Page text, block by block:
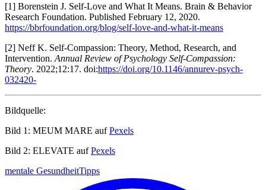
[1] Borenstein J. Self-Love and What It Means. Brain & Behavior
Research Foundation. Published February 12, 2020.
https://bbrfoundation.org/blog/self-love-and-what-it-means
[2] Neff K. Self-Compassion: Theory, Method, Research, and
Intervention. Annual Review of Psychology Self-Compassion:
Theory. 2022;12:17. doi:https://doi.org/10.1146/annurev-psych-
032420-
Bildquelle:
Bild 1: MEUM MARE aufPexels
Bild 2: ELEVATE aufPexels
mentale GesundheitTipps